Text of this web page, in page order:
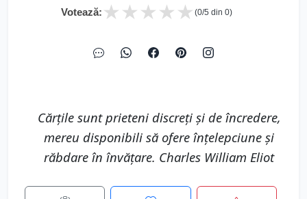
Votează: ★
★
★
★
★ (0/5 din 0)
Cărțile sunt prieteni discreți și de încredere,
mereu disponibili să ofere înțelepciune și
răbdare în învățare. Charles William Eliot